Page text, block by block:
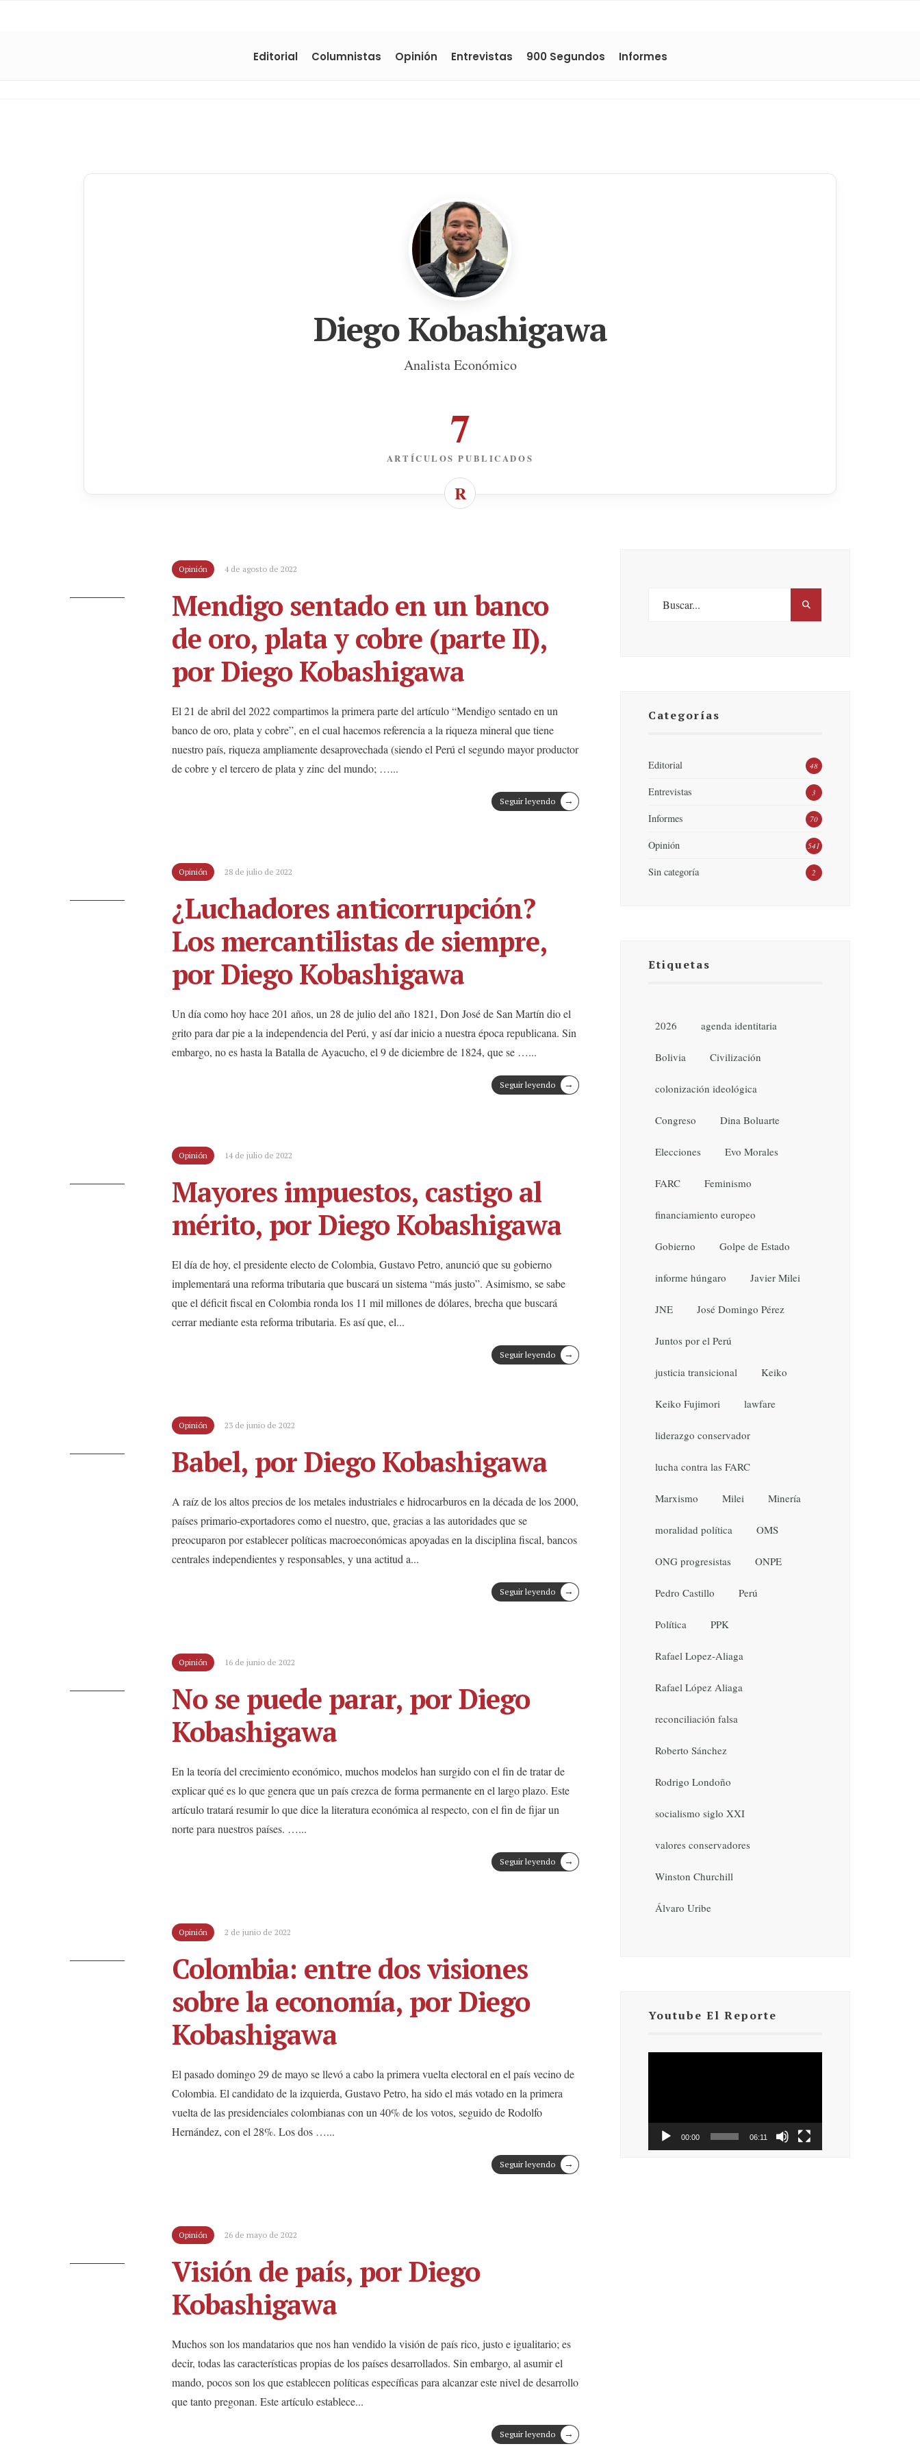
Editorial Columnistas Opinión Entrevistas 900 Segundos Informes
Diego Kobashigawa
Analista Económico
7
ARTÍCULOS PUBLICADOS
Opinión 4 de agosto de 2022
Mendigo sentado en un banco
de oro, plata y cobre (parte II),
por Diego Kobashigawa
El 21 de abril del 2022 compartimos la primera parte del artículo “Mendigo sentado en un
banco de oro, plata y cobre”, en el cual hacemos referencia a la riqueza mineral que tiene
nuestro país, riqueza ampliamente desaprovechada (siendo el Perú el segundo mayor productor
de cobre y el tercero de plata y zinc del mundo; …...
Seguir leyendo →
Opinión 28 de julio de 2022
¿Luchadores anticorrupción?
Los mercantilistas de siempre,
por Diego Kobashigawa
Un día como hoy hace 201 años, un 28 de julio del año 1821, Don José de San Martín dio el
grito para dar pie a la independencia del Perú, y así dar inicio a nuestra época republicana. Sin
embargo, no es hasta la Batalla de Ayacucho, el 9 de diciembre de 1824, que se …...
Seguir leyendo →
Opinión 14 de julio de 2022
Mayores impuestos, castigo al
mérito, por Diego Kobashigawa
El día de hoy, el presidente electo de Colombia, Gustavo Petro, anunció que su gobierno
implementará una reforma tributaria que buscará un sistema “más justo”. Asimismo, se sabe
que el déficit fiscal en Colombia ronda los 11 mil millones de dólares, brecha que buscará
cerrar mediante esta reforma tributaria. Es así que, el...
Seguir leyendo →
Opinión 23 de junio de 2022
Babel, por Diego Kobashigawa
A raíz de los altos precios de los metales industriales e hidrocarburos en la década de los 2000,
países primario-exportadores como el nuestro, que, gracias a las autoridades que se
preocuparon por establecer políticas macroeconómicas apoyadas en la disciplina fiscal, bancos
centrales independientes y responsables, y una actitud a...
Seguir leyendo →
Opinión 16 de junio de 2022
No se puede parar, por Diego
Kobashigawa
En la teoría del crecimiento económico, muchos modelos han surgido con el fin de tratar de
explicar qué es lo que genera que un país crezca de forma permanente en el largo plazo. Este
artículo tratará resumir lo que dice la literatura económica al respecto, con el fin de fijar un
norte para nuestros países. …...
Seguir leyendo →
Opinión 2 de junio de 2022
Colombia: entre dos visiones
sobre la economía, por Diego
Kobashigawa
El pasado domingo 29 de mayo se llevó a cabo la primera vuelta electoral en el país vecino de
Colombia. El candidato de la izquierda, Gustavo Petro, ha sido el más votado en la primera
vuelta de las presidenciales colombianas con un 40% de los votos, seguido de Rodolfo
Hernández, con el 28%. Los dos …...
Seguir leyendo →
Opinión 26 de mayo de 2022
Visión de país, por Diego
Kobashigawa
Muchos son los mandatarios que nos han vendido la visión de país rico, justo e igualitario; es
decir, todas las características propias de los países desarrollados. Sin embargo, al asumir el
mando, pocos son los que establecen políticas específicas para alcanzar este nivel de desarrollo
que tanto pregonan. Este artículo establece...
Seguir leyendo →
Categorías
Editorial 48
Entrevistas 3
Informes 70
Opinión 541
Sin categoría 2
Etiquetas
2026 agenda identitaria
Bolivia Civilización
colonización ideológica
Congreso Dina Boluarte
Elecciones Evo Morales
FARC Feminismo
financiamiento europeo
Gobierno Golpe de Estado
informe húngaro Javier Milei
JNE José Domingo Pérez
Juntos por el Perú
justicia transicional Keiko
Keiko Fujimori lawfare
liderazgo conservador
lucha contra las FARC
Marxismo Milei Minería
moralidad política OMS
ONG progresistas ONPE
Pedro Castillo Perú
Política PPK
Rafael Lopez-Aliaga
Rafael López Aliaga
reconciliación falsa
Roberto Sánchez
Rodrigo Londoño
socialismo siglo XXI
valores conservadores
Winston Churchill
Álvaro Uribe
Youtube El Reporte
00:00 06:11